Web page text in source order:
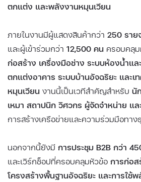
ตกแต่ง และพลังงานหมุนเวียน
ภายในงานมีผู้แสดงสินค้ากว่า 250 ราย
และผู้เข้าร่วมกว่า 12,500 คน ครอบคลุ
ก่อสร้าง เครื่องมือช่าง ระบบห้องน้ำแ
ตกแต่งอาคาร ระบบบ้านอัจฉริยะ และเ
หมุนเวียน งานนี้เป็นเวทีสำคัญสำหรับ นั
เหมา สถาปนิก วิศวกร ผู้จัดจำหน่าย แ
การสร้างเครือข่ายและความร่วมมือทาง
นอกจากนี้ยังมี การประชุม B2B กว่า
และเวิร์กช็อปที่ครอบคลุมหัวข้อ การก่อ
โครงสร้างพื้นฐานอัจฉริยะ และการใช้